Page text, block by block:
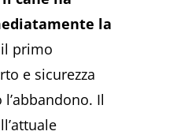
la
primo
e sicurezza
Il